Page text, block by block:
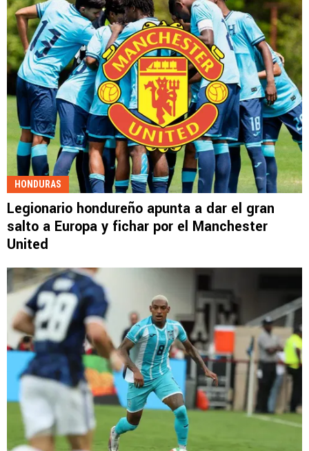
HONDURAS
Legionario hondureño apunta a dar el gran
salto a Europa y fichar por el Manchester
United